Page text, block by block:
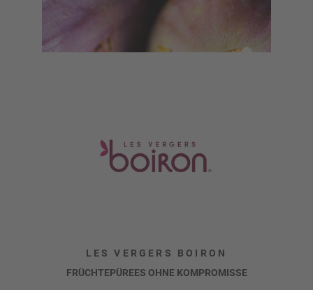
LES VERGERS BOIRON
FRÜCHTEPÜREES OHNE KOMPROMISSE